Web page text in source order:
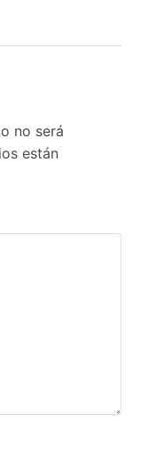
no será
están